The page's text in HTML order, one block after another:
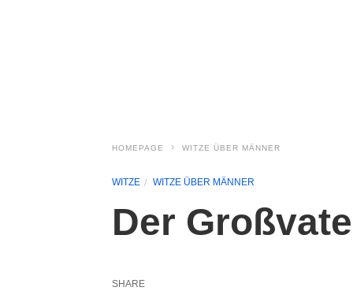
HOMEPAGE WITZE ÜBER MÄNNER
WITZE WITZE ÜBER MÄNNER
Der
SHARE